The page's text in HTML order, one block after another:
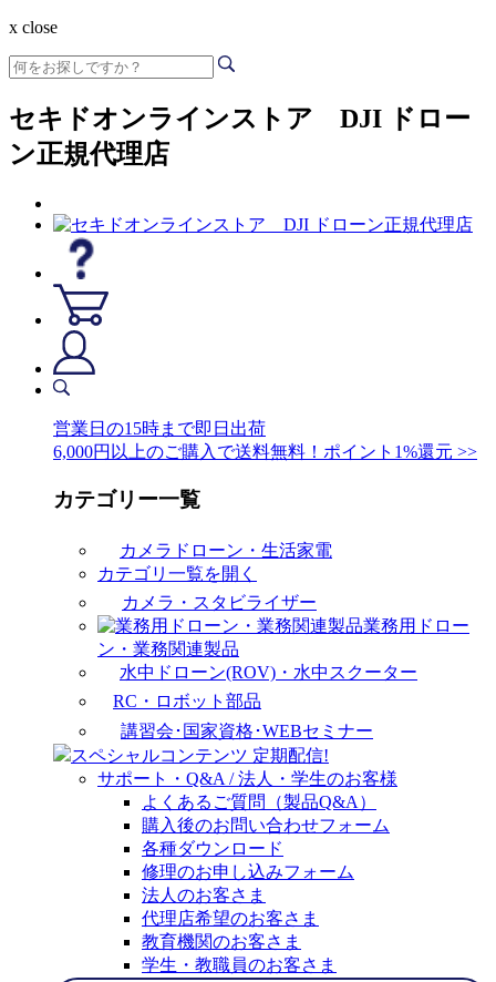
x close
セキドオンラインストア DJI ドロー
ン正規代理店
営業日の15時まで即日出荷
6,000円以上のご購入で送料無料！ポイント1%還元 >>
カテゴリー一覧
カメラドローン・生活家電
カテゴリ一覧を開く
カメラ・スタビライザー
業務用ドロー
ン・業務関連製品
水中ドローン(ROV)・水中スクーター
RC・ロボット部品
講習会･国家資格･WEBセミナー
スペシャルコンテンツ 定期配信!
サポート・Q&A / 法人・学生のお客様
よくあるご質問（製品Q&A）
購入後のお問い合わせフォーム
各種ダウンロード
修理のお申し込みフォーム
法人のお客さま
代理店希望のお客さま
教育機関のお客さま
学生・教職員のお客さま